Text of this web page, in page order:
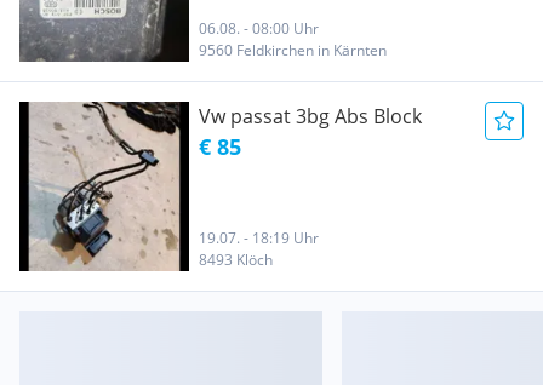
06.08. - 08:00 Uhr
9560 Feldkirchen in Kärnten
Vw passat 3bg Abs Block
€ 85
19.07. - 18:19 Uhr
8493 Klöch